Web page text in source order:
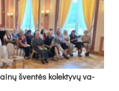
šven­tės ko­lek­ty­vų va­